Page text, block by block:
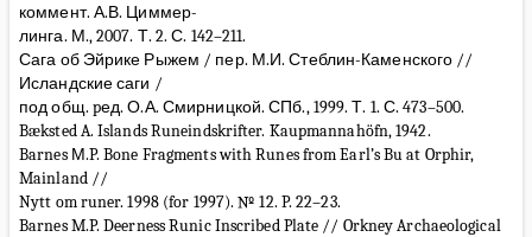
коммент. А.В. Циммер-
линга. М., 2007. Т. 2. С. 142–211.
Сага об Эйрике Рыжем / пер. М.И. Стеблин-Каменского //
Исландские саги /
под общ. pед. О.А. Смирницкой. СПб., 1999. Т. 1. С. 473–500.
Bæksted A. Islands Runeindskrifter. Kaupmannahöfn, 1942.
Barnes М.P. Bone Fragments with Runes from Earl’s Bu at Orphir,
Mainland //
Nytt om runer. 1998 (for 1997). № 12. P. 22–23.
Barnes M.P. Deerness Runic Inscribed Plate // Orkney Archaeological